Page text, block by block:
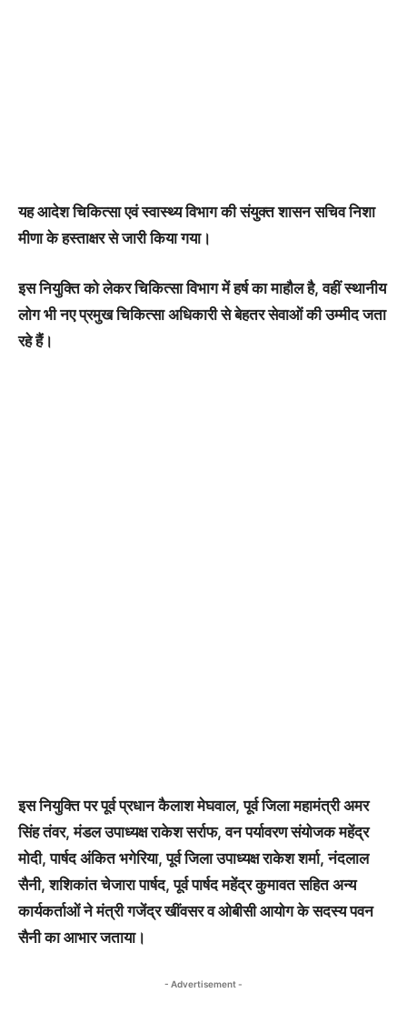
यह आदेश चिकित्सा एवं स्वास्थ्य विभाग की संयुक्त शासन सचिव निशा
मीणा के हस्ताक्षर से जारी किया गया।
इस नियुक्ति को लेकर चिकित्सा विभाग में हर्ष का माहौल है, वहीं स्थानीय
लोग भी नए प्रमुख चिकित्सा अधिकारी से बेहतर सेवाओं की उम्मीद जता
रहे हैं।
इस नियुक्ति पर पूर्व प्रधान कैलाश मेघवाल, पूर्व जिला महामंत्री अमर
सिंह तंवर, मंडल उपाध्यक्ष राकेश सर्राफ, वन पर्यावरण संयोजक महेंद्र
मोदी, पार्षद अंकित भगेरिया, पूर्व जिला उपाध्यक्ष राकेश शर्मा, नंदलाल
सैनी, शशिकांत चेजारा पार्षद, पूर्व पार्षद महेंद्र कुमावत सहित अन्य
कार्यकर्ताओं ने मंत्री गजेंद्र खींवसर व ओबीसी आयोग के सदस्य पवन
सैनी का आभार जताया।
- Advertisement -